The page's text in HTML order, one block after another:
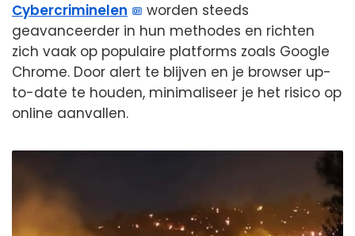
Cybercriminelen
worden steeds
geavanceerder in hun methodes en richten
zich vaak op populaire platforms zoals Google
Chrome. Door alert te blijven en je browser up-
to-date te houden, minimaliseer je het risico op
online aanvallen.